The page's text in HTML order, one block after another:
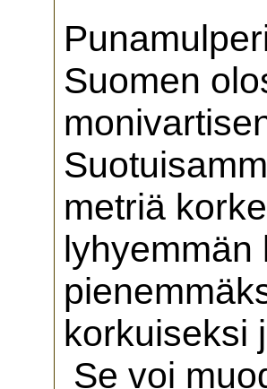
Suomen
metriä
lyhyemmän
korkuiseksi
Se voi